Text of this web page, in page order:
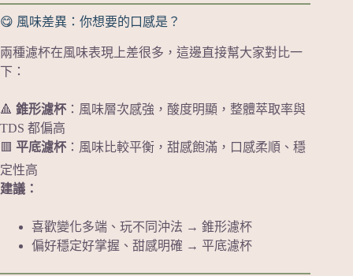
😋 風味差異：你想要的口感是？
兩種濾杯在風味表現上差很多，這邊直接幫大家對比一
下：
🔺 錐形濾杯 ：風味層次感強，酸度明顯，整體萃取率與
TDS 都偏高
🟥 平底濾杯 ：風味比較平衡，甜感飽滿，口感柔順、穩
定性高
建議：
喜歡變化多端、玩不同沖法 → 錐形濾杯
偏好穩定好掌握、甜感明確 → 平底濾杯